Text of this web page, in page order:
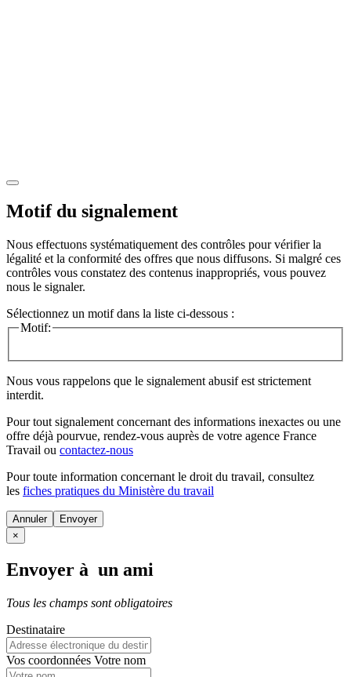
Motif du signalement
Nous effectuons systématiquement des contrôles pour vérifier la
légalité et la conformité des offres que nous diffusons. Si malgré ces
contrôles vous constatez des contenus inappropriés, vous pouvez
nous le signaler.
Sélectionnez un motif dans la liste ci-dessous :
Motif:
Nous vous rappelons que le signalement abusif est strictement
interdit.
Pour tout signalement concernant des informations inexactes ou une
offre déjà pourvue, rendez-vous auprès de votre agence France
Travail ou contactez-nous
Pour toute information concernant le droit du travail, consultez
les fiches pratiques du Ministère du travail
Annuler
×
Envoyer à un ami
Tous les champs sont obligatoires
Destinataire
Vos coordonnées Votre nom